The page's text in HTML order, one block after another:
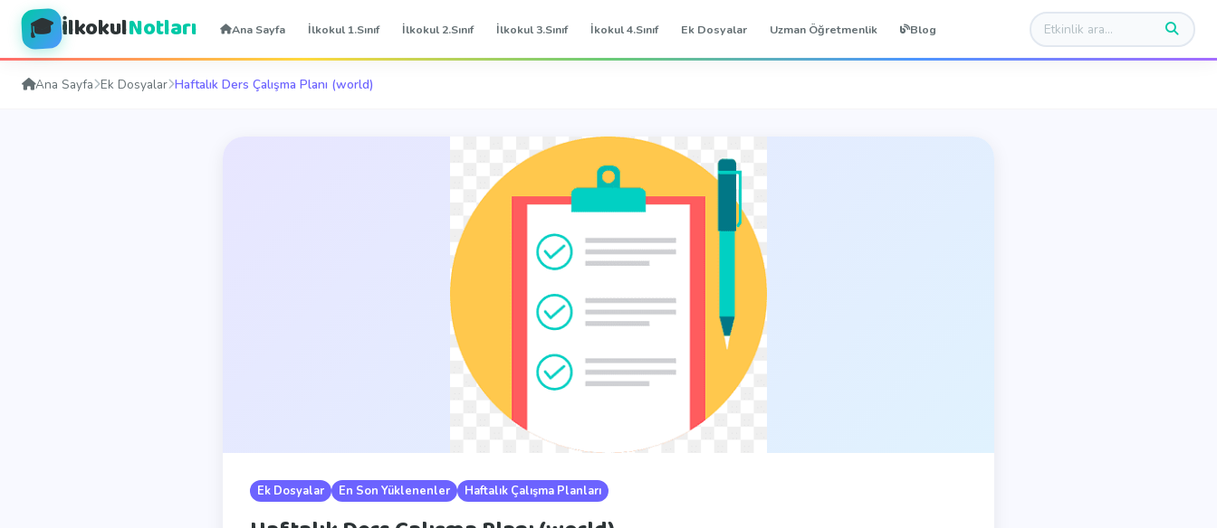
🎓 İlkokulNotları Ana Sayfa İlkokul 1.Sınıf İlkokul 2.Sınıf İlkokul 3.Sınıf İkokul 4.Sınıf Ek Dosyalar Uzman Öğretmenlik Blog
Ana Sayfa Ek Dosyalar Haftalık Ders Çalışma Planı (world)
Ek Dosyalar En Son Yüklenenler Haftalık Çalışma Planları